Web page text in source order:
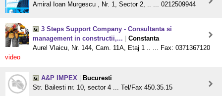
Amiral Ioan Murgescu , Nr. 1, Sector 2, .. ... 0212509944
3 Steps Support Company - Consultanta si
management in constructii,...
Constanta
Aurel Vlaicu, Nr. 144, Cam. 11A, Etaj 1 .. ... Fax: 0371367120
video
A&P IMPEX
Bucuresti
Str. Bailesti nr. 10, sector 4 ... Tel/Fax 450.35.15